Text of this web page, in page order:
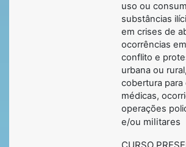
uso ou
substâncias
em crises de
ocorrências
conflito e
urbana ou
cobertura para
médicas,
operações
e/ou militares